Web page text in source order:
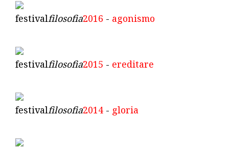
festivalfilosofia2016 - agonismo
festivalfilosofia2015 - ereditare
festivalfilosofia2014 - gloria